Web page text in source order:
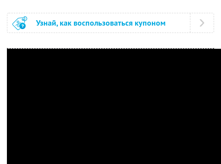
Узнай, как воспользоваться купоном